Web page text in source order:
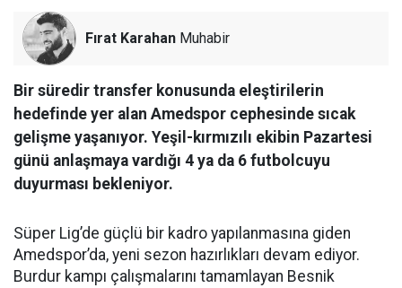
Fırat Karahan Muhabir
Bir süredir transfer konusunda eleştirilerin
hedefinde yer alan Amedspor cephesinde sıcak
gelişme yaşanıyor. Yeşil-kırmızılı ekibin Pazartesi
günü anlaşmaya vardığı 4 ya da 6 futbolcuyu
duyurması bekleniyor.
Süper Lig’de güçlü bir kadro yapılanmasına giden
Amedspor’da, yeni sezon hazırlıkları devam ediyor.
Burdur kampı çalışmalarını tamamlayan Besnik